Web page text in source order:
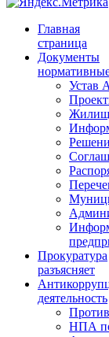
Главная
страница
Документы
Устав
Прокуратура
разъясняет
деятельность
НПА по